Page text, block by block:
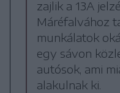
zajlik a 13A
Máréfalvához
munkálatok
egy sávon
autósok, ami
alakulnak ki.